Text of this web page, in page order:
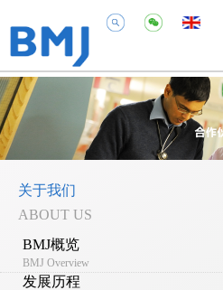
关于我们
ABOUT US
BMJ概览
BMJ Overview
发展历程